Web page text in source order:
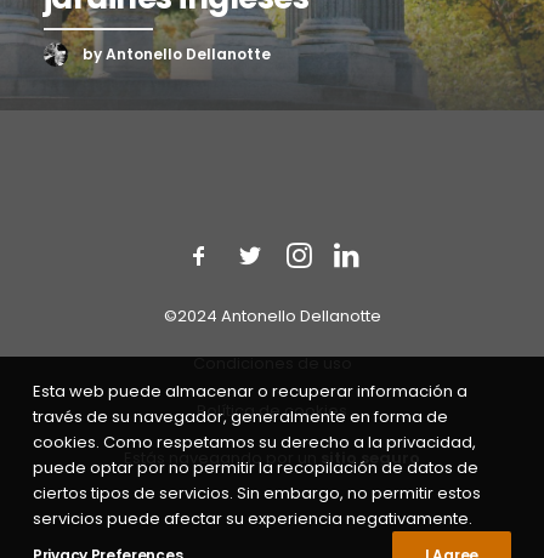
by Antonello Dellanotte
©2024 Antonello Dellanotte
Condiciones de uso
Política de cookies
Estás navegando por un sitio seguro
Esta web puede almacenar o recuperar información a
través de su navegador, generalmente en forma de
cookies. Como respetamos su derecho a la privacidad,
puede optar por no permitir la recopilación de datos de
ciertos tipos de servicios. Sin embargo, no permitir estos
servicios puede afectar su experiencia negativamente.